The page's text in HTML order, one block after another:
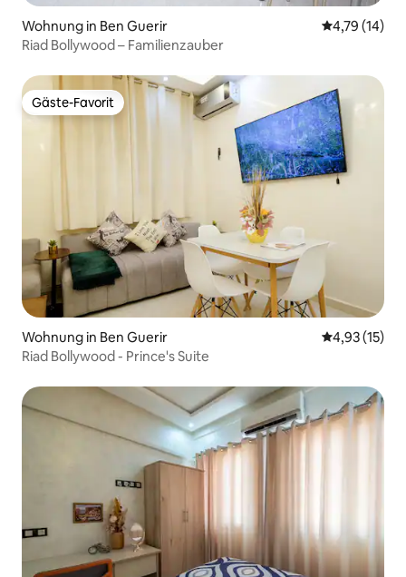
Wohnung in Ben Guerir
4,79 (14)
Riad Bollywood – Familienzauber
Gäste-Favorit
Gäste-Favorit
Wohnung in Ben Guerir
4,93 (15)
Riad Bollywood - Prince's Suite